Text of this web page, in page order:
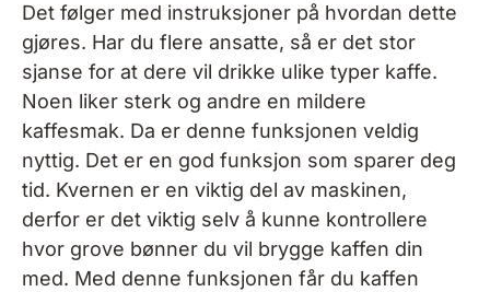
Det følger med instruksjoner på hvordan dette
gjøres. Har du flere ansatte, så er det stor
sjanse for at dere vil drikke ulike typer kaffe.
Noen liker sterk og andre en mildere
kaffesmak. Da er denne funksjonen veldig
nyttig. Det er en god funksjon som sparer deg
tid. Kvernen er en viktig del av maskinen,
derfor er det viktig selv å kunne kontrollere
hvor grove bønner du vil brygge kaffen din
med. Med denne funksjonen får du kaffen